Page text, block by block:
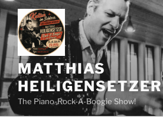
Zum
Inhalt
springen
MATTHIAS
HEILIGENSETZER
The Piano-Rock-A-Boogie Show!